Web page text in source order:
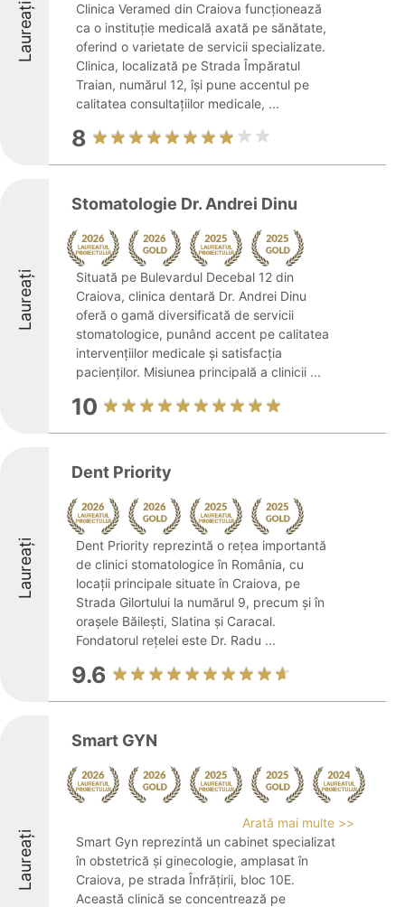
Laureați
Clinica Veramed din Craiova funcționează
ca o instituție medicală axată pe sănătate,
oferind o varietate de servicii specializate.
Clinica, localizată pe Strada Împăratul
Traian, numărul 12, își pune accentul pe
calitatea consultațiilor medicale, ...
8
Laureați
Stomatologie Dr. Andrei Dinu
Situată pe Bulevardul Decebal 12 din
Craiova, clinica dentară Dr. Andrei Dinu
oferă o gamă diversificată de servicii
stomatologice, punând accent pe calitatea
intervențiilor medicale și satisfacția
pacienților. Misiunea principală a clinicii ...
10
Laureați
Dent Priority
Dent Priority reprezintă o rețea importantă
de clinici stomatologice în România, cu
locații principale situate în Craiova, pe
Strada Gilortului la numărul 9, precum și în
orașele Băilești, Slatina și Caracal.
Fondatorul rețelei este Dr. Radu ...
9.6
Laureați
Smart GYN
Arată mai multe >>
Smart Gyn reprezintă un cabinet specializat
în obstetrică și ginecologie, amplasat în
Craiova, pe strada Înfrățirii, bloc 10E.
Această clinică se concentrează pe